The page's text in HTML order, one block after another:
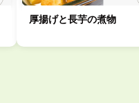
厚揚げと長芋の煮物